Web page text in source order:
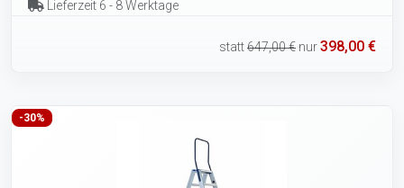
Lieferzeit 6 - 8 Werktage
statt647,00 € nur398,00 €
-30%